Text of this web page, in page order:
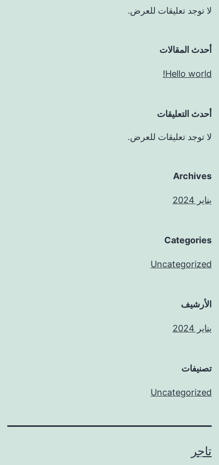
لا توجد تعليقات للعرض.
أحدث المقالات
Hello world!
أحدث التعليقات
لا توجد تعليقات للعرض.
Archives
يناير 2024
Categories
Uncategorized
الأرشيف
يناير 2024
تصنيفات
Uncategorized
تاجر